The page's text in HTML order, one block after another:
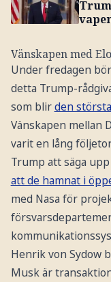
Vänskapen med
Under fredagen
detta Trump-
som blirden
Vänskapen mellan
varit en lång
Trump att säga
att de hamnat i
med Nasa för
Henrik von Sydow
Musk är